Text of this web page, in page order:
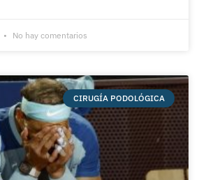
No hay comentarios
CIRUGÍA PODOLÓGICA